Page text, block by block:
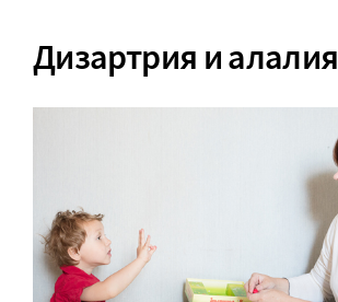
Дизартрия и алалия